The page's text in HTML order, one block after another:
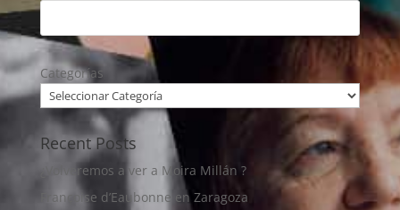
Categorías
Recent Posts
¿Volveremos a ver a Moira Millán ?
Françoise d’Eaubonne en Zaragoza